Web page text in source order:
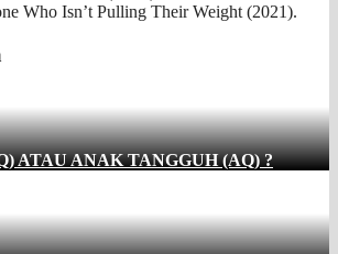
Who Isn’t Pulling Their Weight (2021).
ATAU ANAK TANGGUH (AQ) ?